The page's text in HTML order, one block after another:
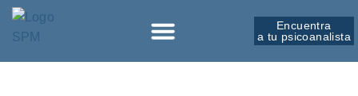
Encuentra
a tu psicoanalista